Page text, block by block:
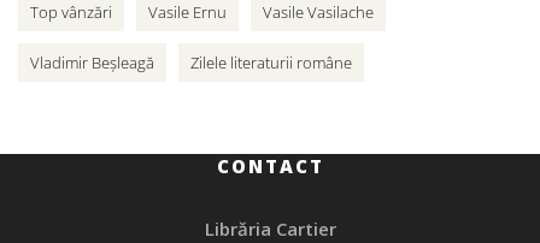
Top vânzări Vasile Ernu Vasile Vasilache
Vladimir Beșleagă Zilele literaturii române
CONTACT
Librăria Cartier